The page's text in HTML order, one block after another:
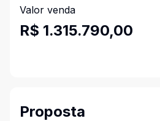
Valor venda
R$ 1.315.790,00
Proposta